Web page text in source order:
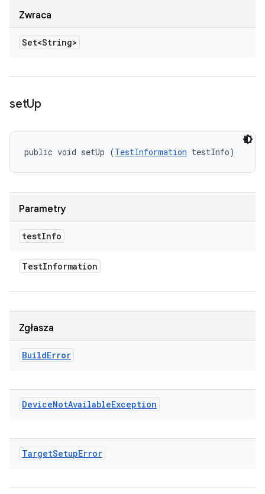
Zwraca
Set<String>
setUp
public void setUp (TestInformation testInfo)
Parametry
testInfo
TestInformation
Zgłasza
BuildError
DeviceNotAvailableException
TargetSetupError